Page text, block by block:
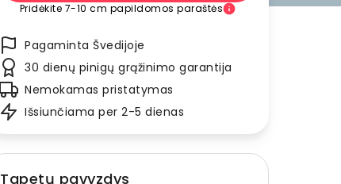
Pridėkite 7-10 cm papildomos paraštės
Pagaminta Švedijoje
30 dienų pinigų grąžinimo garantija
Nemokamas pristatymas
Išsiunčiama per 2-5 dienas
Tapetų pavyzdys